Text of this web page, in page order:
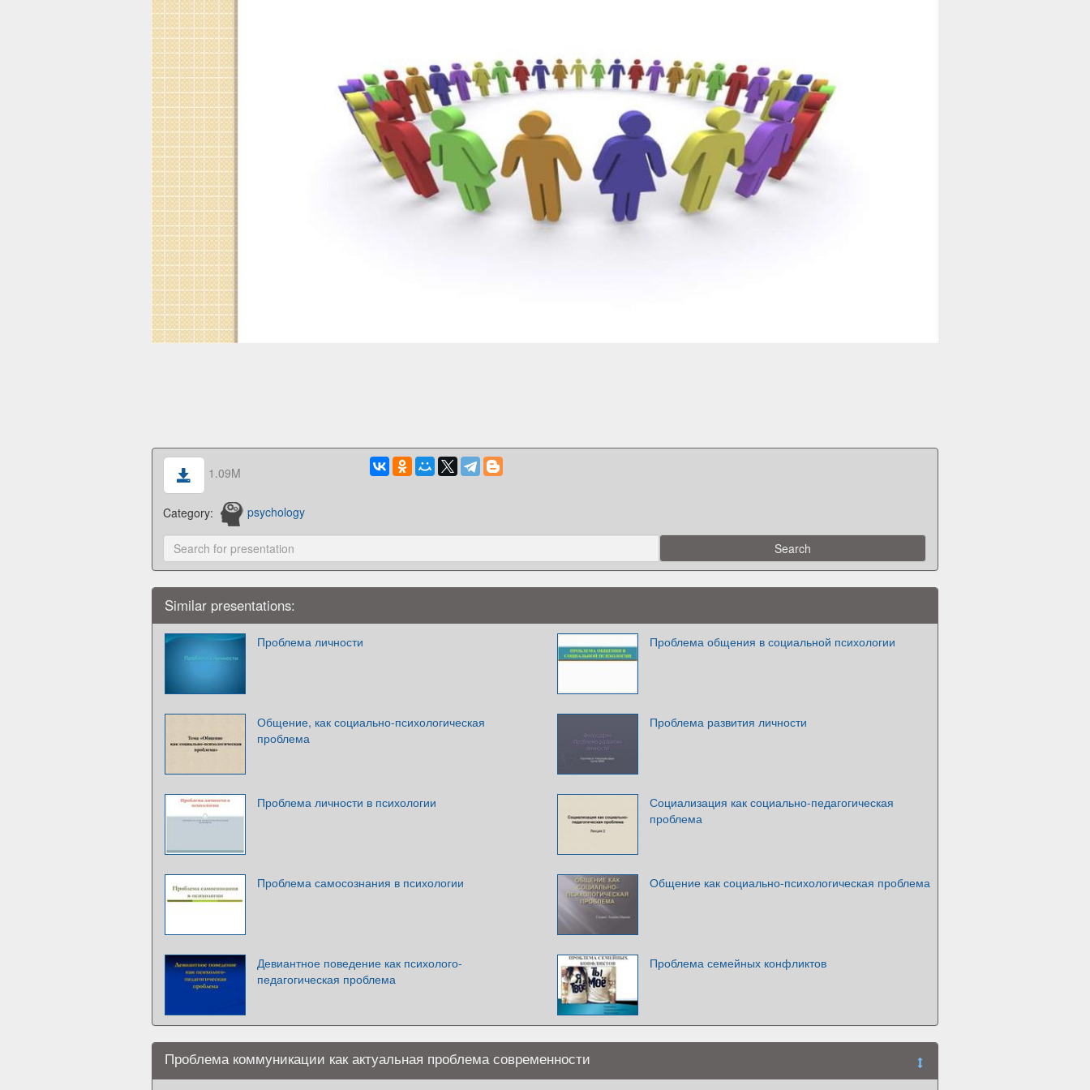
1.09M
Category: psychology
Similar presentations:
Проблема личности Проблема общения в социальной психологии
Общение, как социально-психологическая
проблема
Проблема развития личности
Проблема личности в психологии
Социализация как социально-педагогическая
проблема
Проблема самосознания в психологии Общение как социально-психологическая проблема
Девиантное поведение как психолого-
педагогическая проблема
Проблема семейных конфликтов
Проблема коммуникации как актуальная проблема современности